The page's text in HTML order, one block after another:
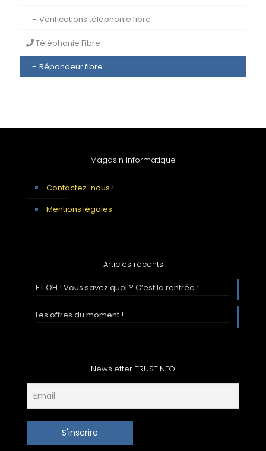
Vérifications téléphonie fibre
Téléphonie Fibre
Répondeur fibre
Magasin informatique
Contactez-nous !
Mentions légales
Articles récents
ET OH ! Vous savez quoi ? C’est la rentrée !
Les offres du moment !
Newsletter TRUSTINFO